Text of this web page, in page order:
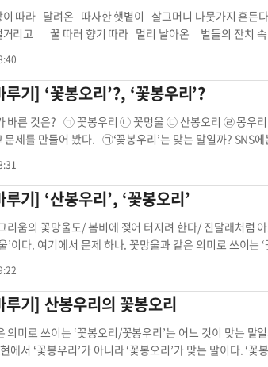
이 따라 달려온 따사한 햇볕이 살그머니 나뭇가지
거리고 꿀 따러 향기 따라 멀리 날아온 벌들의 잔치
영한 / 시인문예마당 꽃봉오리 꽃봉오리 봄 지평선 아지랑이
기] ‘꽃봉오리’?, ‘꽃봉우리’?
바른 것은? ㉠ 꽃봉우리 ㉡ 꽃멍울 ㉢ 산봉오리 ㉣ 몽우
문제를 만들어 봤다. ㉠‘꽃봉우리’는 맞는 말일까? SNS
와 같은 뜻으로 망울만 맺히고 아직 피지 않은 꽃을 뜻한다.
않은 어린 꽃봉오리를 가리키는 말은 ‘꽃멍울’이 아니라
리’가 맞다. ‘산봉우리’는 산에서 뾰족하게 높이 솟은 부
출했다” 등처럼 사용된다. ㉣‘몽우리’는 맞는 표현으로
한데 ‘몽우리’를 표준어로 삼고 있다. “불이 붙은 듯 개
기] ‘산봉우리’, ‘꽃봉오리’
리움의 꽃망울도/ 봄비에 젖어 터지려 한다/ 진달래처럼
’이다. 여기에서 문제 하나. 꽃망울과 같은 의미로 쓰이
솟은 부분을 가리키는 ‘봉우리’란 말이 있기 때문에 무심
말로 “산의 제일 높은 봉우리에 올랐다” “활짝 핀 매화
과 같은 뜻으로 쓰이는 또 다른 말인 ‘몽오리/몽우리’는 어
‘몽우리’를 표준어로 삼고 있다. “나무에 불이 붙은 듯 개
‘몽우리’가 모두 곧 꽃이 피려고 맺혀 있는 망울을 뜻하
루기] 산봉우리의 꽃봉오리
의미로 쓰이는 ‘꽃봉오리/꽃봉우리’는 어느 것이 맞는
에서 ‘꽃봉우리’가 아니라 ‘꽃봉오리’가 맞는 말이다. ‘꽃